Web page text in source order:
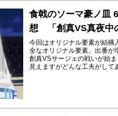
食戟のソーマ豪ノ皿
想 「創真VS真夜中
今回はオリジナル要素が結構
全なオリジナル要素。出番が
創真VSサージェの戦いが始
見えますがどんな工夫がして